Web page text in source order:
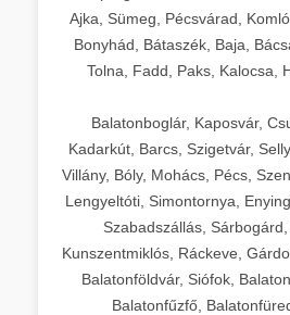
Ajka, Sümeg, Pécsvárad,
Bonyhád, Bátaszék, Baja,
Tolna, Fadd, Paks, Kalocsa,
Balatonboglár, Kaposvár,
Kadarkút, Barcs, Szigetvár,
Villány, Bóly, Mohács, Pécs,
Lengyeltóti, Simontornya,
Szabadszállás,
Kunszentmiklós, Ráckeve,
Balatonföldvár, Siófok,
Balatonfűzfő,